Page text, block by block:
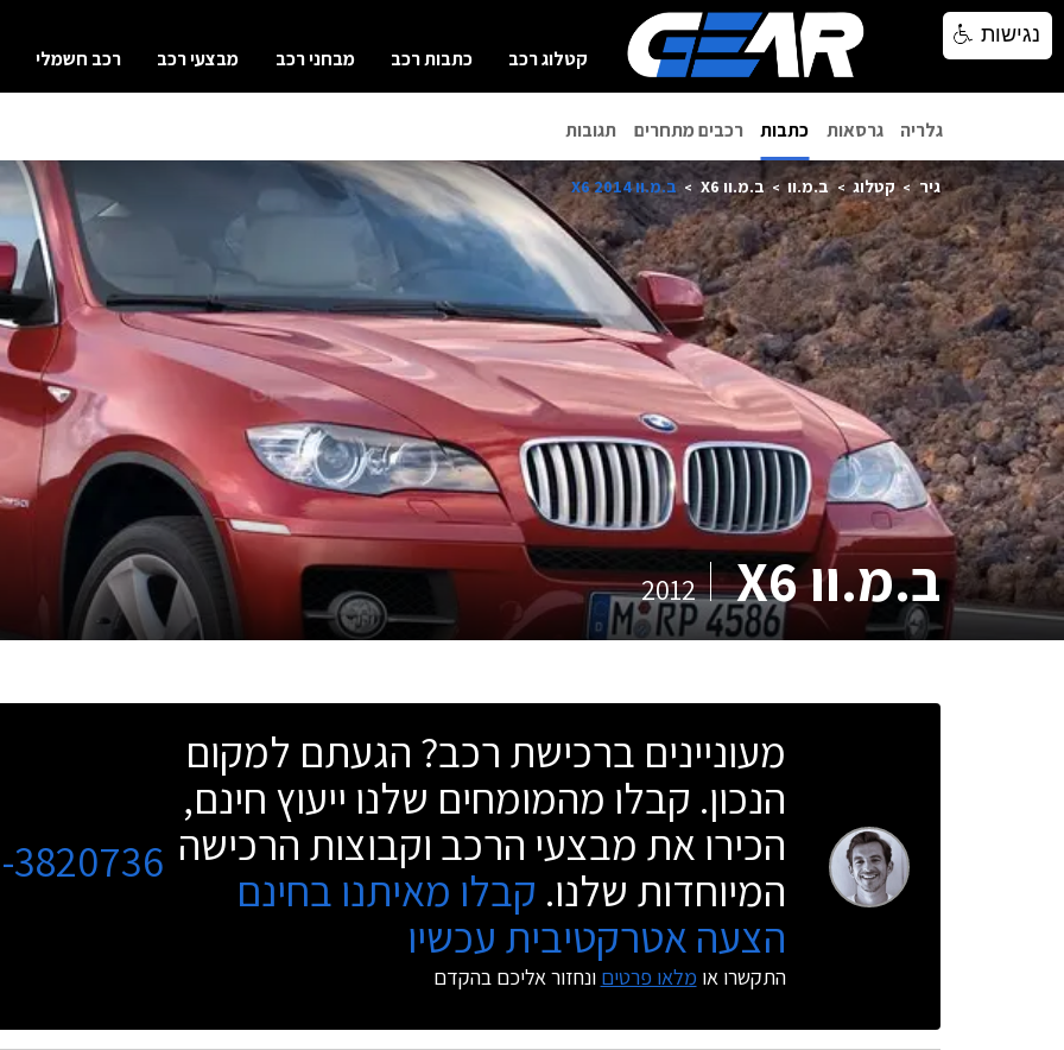
קטלוג רכב כתבות רכב מבחני רכב מבצעי רכב רכב חשמלי
גלריה גרסאות כתבות רכבים מתחרים תגובות
גיר קטלוג ב.מ.וו ב.מ.וו X6 ב.מ.וו X6 2014
ב.מ.וו X6 2012
מעוניינים ברכישת רכב? הגעתם למקום
הנכון. קבלו מהמומחים שלנו ייעוץ חינם,
הכירו את מבצעי הרכב וקבוצות הרכישה
המיוחדות שלנו. קבלו מאיתנו בחינם
הצעה אטרקטיבית עכשיו
התקשרו או מלאו פרטים ונחזור אליכם בהקדם
3820736
נגישות
נגישות